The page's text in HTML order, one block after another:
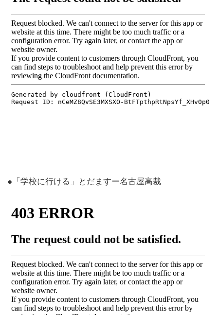
●「学校に行ける」とだますー名古屋高裁